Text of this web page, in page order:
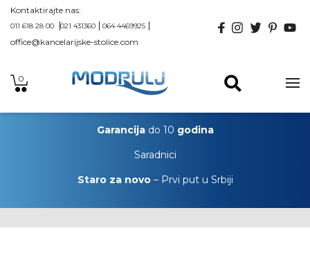
Kontaktirajte nas:
011 618 28 00 021 431360 064 4469925
office@kancelarijske-stolice.com
0
Garancijado 10 godina
Saradnici
Staro za novo– Prvi put u Srbiji